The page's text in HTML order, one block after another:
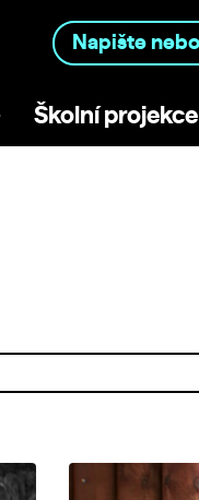
Školní projekce